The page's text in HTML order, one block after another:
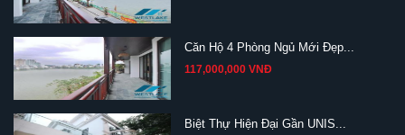
Căn Hộ 4 Phòng Ngủ Mới Đẹp...
117,000,000 VNĐ
Biệt Thự Hiện Đại Gần UNIS...